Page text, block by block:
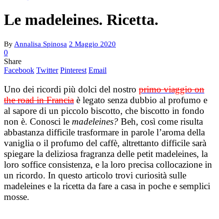
Le madeleines. Ricetta.
By Annalisa Spinosa 2 Maggio 2020
0
Share
Facebook Twitter Pinterest Email
Uno dei ricordi più dolci del nostro primo viaggio on
the road in Francia è legato senza dubbio al profumo e
al sapore di un piccolo biscotto, che biscotto in fondo
non è. Conosci le madeleines? Beh, così come risulta
abbastanza difficile trasformare in parole l’aroma della
vaniglia o il profumo del caffè, altrettanto difficile sarà
spiegare la deliziosa fragranza delle petit madeleines, la
loro soffice consistenza, e la loro precisa collocazione in
un ricordo. In questo articolo trovi curiosità sulle
madeleines e la ricetta da fare a casa in poche e semplici
mosse.